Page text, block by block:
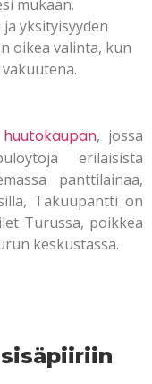
mukaan.
yksityisyyden
oikea valinta, kun
huutokaupan, jossa
erilaisista
panttilainaa,
Takuupantti on
Turussa, poikkea
keskustassa.